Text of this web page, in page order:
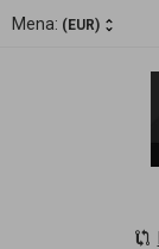
Mena: (EUR)